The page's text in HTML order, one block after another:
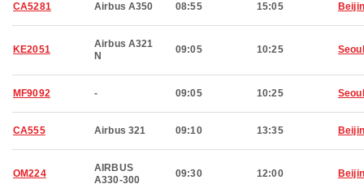
CA5281 Airbus A350 08:55 15:05
KE2051
Airbus A321
N
09:05 10:25 Seoul
MF9092 - 09:05 10:25 Seoul
CA555 Airbus 321 09:10 13:35
OM224
AIRBUS
A330-300
09:30 12:00